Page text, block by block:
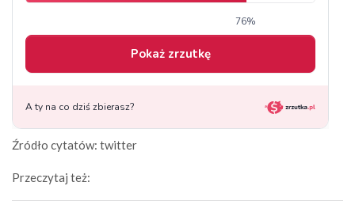
Źródło cytatów: twitter
Przeczytaj też: